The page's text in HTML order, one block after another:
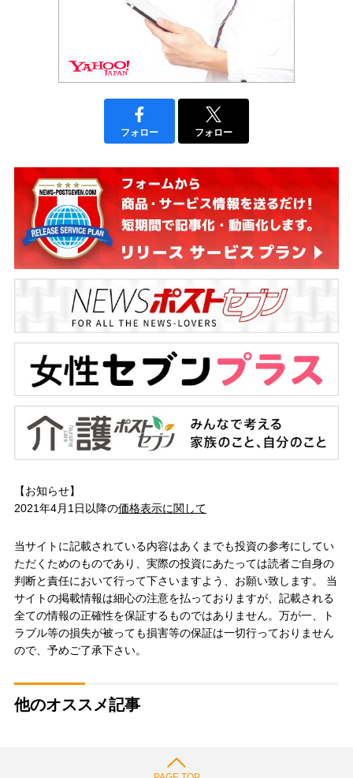
フォロー フォロー
【お知らせ】
2021年4月1日以降の価格表示に関して
当サイトに記載されている内容はあくまでも投資の参考にしてい
ただくためのものであり、実際の投資にあたっては読者ご自身の
判断と責任において行って下さいますよう、お願い致します。 当
サイトの掲載情報は細心の注意を払っておりますが、記載される
全ての情報の正確性を保証するものではありません。万が一、ト
ラブル等の損失が被っても損害等の保証は一切行っておりません
ので、予めご了承下さい。
他のオススメ記事